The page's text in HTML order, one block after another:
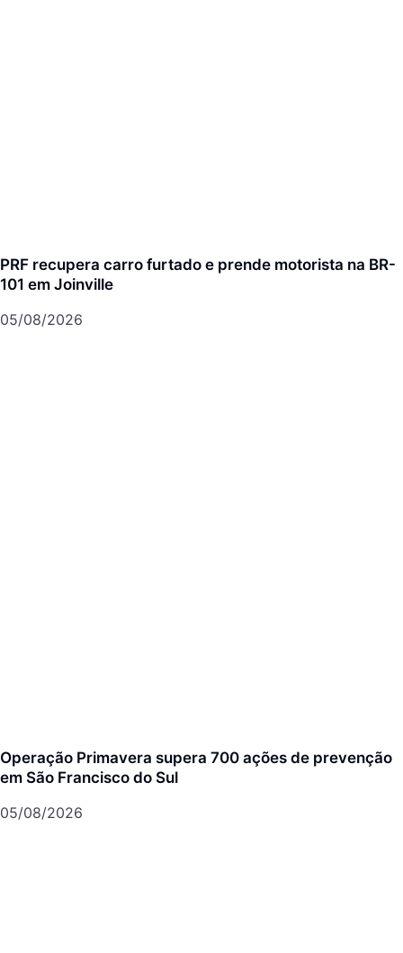
PRF recupera carro furtado e prende motorista na BR-
101 em Joinville
05/08/2026
Operação Primavera supera 700 ações de prevenção
em São Francisco do Sul
05/08/2026